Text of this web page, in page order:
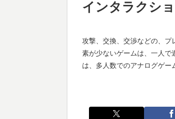
インタラクシ
攻撃、交換、交渉などの、プ
素が少ないゲームは、一人で
は、多人数でのアナログゲー